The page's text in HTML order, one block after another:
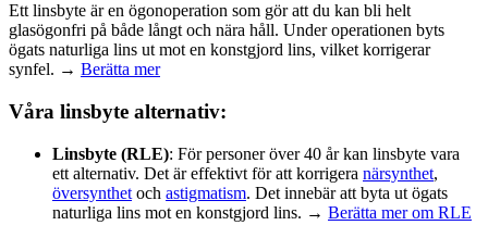
Ett linsbyte är en ögonoperation som gör att du kan bli helt
glasögonfri på både långt och nära håll. Under operationen byts
ögats naturliga lins ut mot en konstgjord lins, vilket korrigerar
synfel. → Berätta mer
Våra linsbyte alternativ:
Linsbyte (RLE): För personer över 40 år kan linsbyte vara
ett alternativ. Det är effektivt för att korrigera närsynthet,
översynthet och astigmatism. Det innebär att byta ut ögats
naturliga lins mot en konstgjord lins. → Berätta mer om RLE